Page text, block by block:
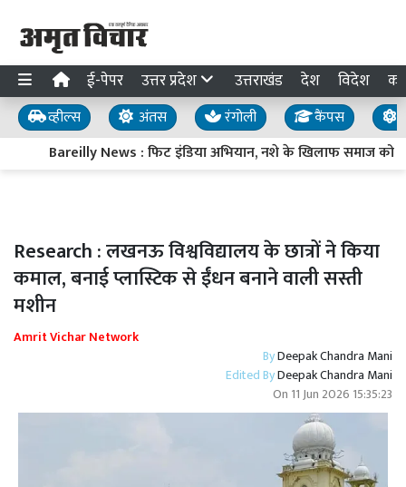
ई-पेपर उत्तर प्रदेश उत्तराखंड देश विदेश
व्हील्स अंतस रंगोली कैंपस
Bareilly News : फिट इंडिया अभियान, नशे के खिलाफ समाज को
Research : लखनऊ विश्वविद्यालय के छात्रों ने किया
कमाल, बनाई प्लास्टिक से ईंधन बनाने वाली सस्ती
मशीन
Amrit Vichar Network
ByDeepak Chandra Mani
Edited ByDeepak Chandra Mani
On 11 Jun 2026 15:35:23